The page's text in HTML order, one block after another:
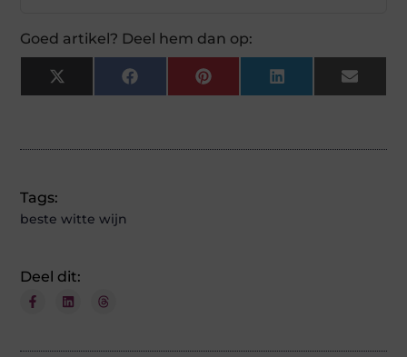
Goed artikel? Deel hem dan op:
X
(Twitter)
FacebookPinterestLinkedInEmail
Tags:
beste witte wijn
Deel dit: